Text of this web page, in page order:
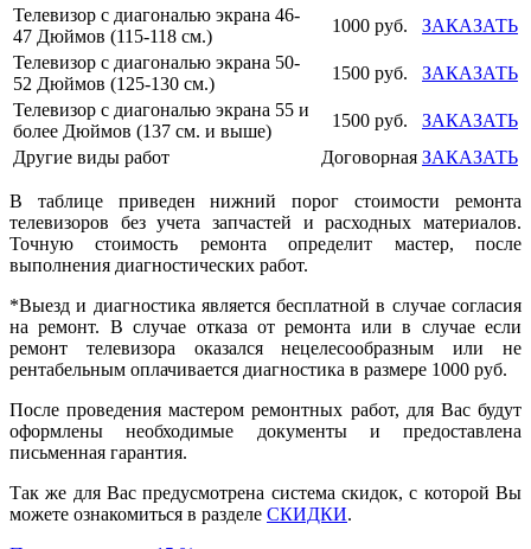
Телевизор с диагональю экрана 46-
47 Дюймов (115-118 см.)
1000 руб.
ЗАКАЗАТЬ
Телевизор с диагональю экрана 50-
52 Дюймов (125-130 см.)
1500 руб.
ЗАКАЗАТЬ
Телевизор с диагональю экрана 55 и
более Дюймов (137 см. и выше)
1500 руб.
ЗАКАЗАТЬ
Другие виды работ
Договорная ЗАКАЗАТЬ
В таблице приведен нижний порог стоимости ремонта
телевизоров без учета запчастей и расходных материалов.
Точную стоимость ремонта определит мастер, после
выполнения диагностических работ.
*Выезд и диагностика является бесплатной в случае согласия
на ремонт. В случае отказа от ремонта или в случае если
ремонт телевизора оказался нецелесообразным или не
рентабельным оплачивается диагностика в размере 1000 руб.
После проведения мастером ремонтных работ, для Вас будут
оформлены необходимые документы и предоставлена
письменная гарантия.
Так же для Вас предусмотрена система скидок, с которой Вы
можете ознакомиться в разделе СКИДКИ.